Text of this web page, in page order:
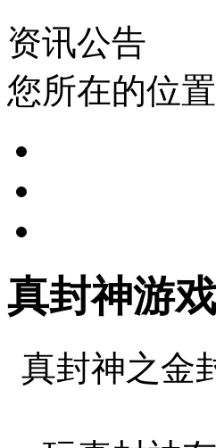
资讯公告
您所在的位置
真封神游
真封神之金